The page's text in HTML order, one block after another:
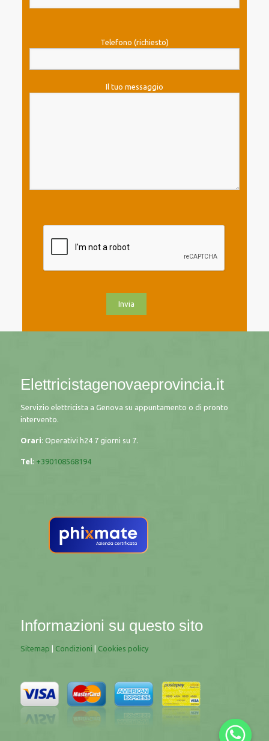
Telefono (richiesto)
Il tuo messaggio
Elettricistagenovaeprovincia.it
Servizio elettricista a Genova su appuntamento o di pronto
intervento.
Orari: Operativi h24 7 giorni su 7.
Tel: +390108568194
Informazioni su questo sito
Sitemap Condizioni Cookies policy